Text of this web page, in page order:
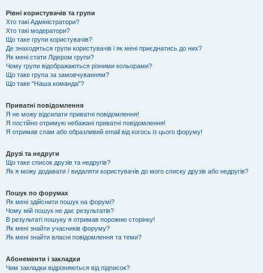
Рівні користувачів та групи
Хто такі Адміністратори?
Хто такі модератори?
Що таке групи користувачів?
Де знаходяться групи користувачів і як мені приєднатись до них?
Як мені стати Лідером групи?
Чому групи відображаються різними кольорами?
Що таке група за замовчуванням?
Що таке "Наша команда"?
Приватні повідомлення
Я не можу відсилати приватні повідомлення!
Я постійно отримую небажані приватні повідомлення!
Я отримав спам або образливий email від когось із цього форуму!
Друзі та недруги
Що таке список друзів та недругів?
Як я можу додавати / видаляти користувачів до мого списку друзів або недругів?
Пошук по форумах
Як мені здійснити пошук на форумі?
Чому мій пошук не дає результатів?
В результаті пошуку я отримав порожню сторінку!
Як мені знайти учасників форуму?
Як мені знайти власні повідомлення та теми?
Абонементи і закладки
Чим закладки відрізняються від підписок?